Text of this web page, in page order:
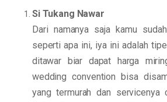
Si Tukang Nawar
Dari namanya saja kamu
seperti apa ini, iya ini adalah
ditawar biar dapat harga
wedding convention bisa
yang termurah dan